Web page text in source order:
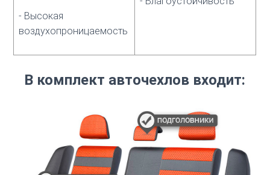
- Высокая
воздухопроницаемость
В комплект авточехлов входит: